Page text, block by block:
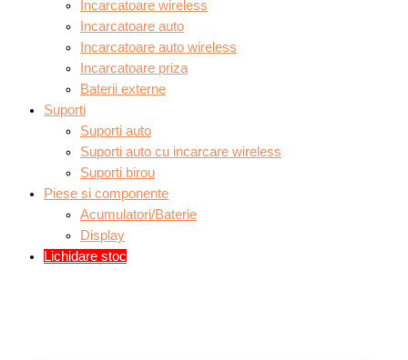
Incarcatoare wireless
Incarcatoare auto
Incarcatoare auto wireless
Incarcatoare priza
Baterii externe
Suporti
Suporti auto
Suporti auto cu incarcare wireless
Suporti birou
Piese si componente
Acumulatori/Baterie
Display
Lichidare stoc